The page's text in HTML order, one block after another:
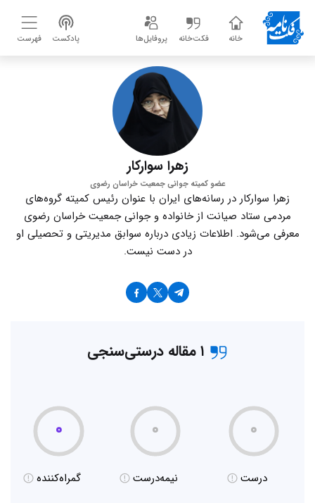
خانه فکت‌خانه پروفایل‌ها پادکست فهرست
زهرا سوارکار
عضو کمیته‌ جوانی جمعیت خراسان رضوی
زهرا سوارکار در رسانه‌های ایران با عنوان رئیس کمیته‌ گروه‌های
مردمی ستاد صیانت از خانواده و جوانی جمعیت خراسان رضوی
معرفی می‌شود. اطلاعات زیادی درباره سوابق مدیریتی و تحصیلی او
در دست نیست.
۱ مقاله درستی‌سنجی
۰
درست
۰
نیمه‌درست
۰
گمراه‌کننده